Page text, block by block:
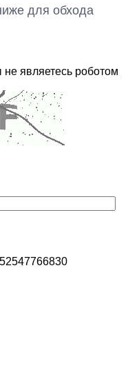
для обхода
являетесь роботом